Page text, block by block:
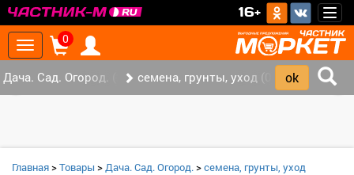
16+
Toggle
navigation
0
Дача. Сад. Огород. (2) семена, грунты, уход (0)
Главная>Товары >Дача. Сад. Огород.>семена, грунты, уход
‹ ›